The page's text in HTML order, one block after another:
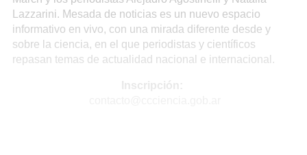
Lazzarini. Mesada de noticias es un nuevo espacio
informativo en vivo, con una mirada diferente desde y
sobre la ciencia, en el que periodistas y científicos
repasan temas de actualidad nacional e internacional.
Inscripción: